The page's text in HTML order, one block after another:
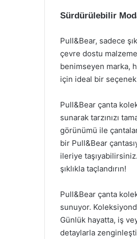
Sürdürülebilir
Pull&Bear, sadece
çevre dostu
benimseyen marka,
için ideal bir
Pull&Bear çanta
sunarak tarzınızı
görünümü ile
bir Pull&Bear
ileriye
şıklıkla taçlandırın!
Pull&Bear çanta
sunuyor.
Günlük hayatta, iş
detaylarla